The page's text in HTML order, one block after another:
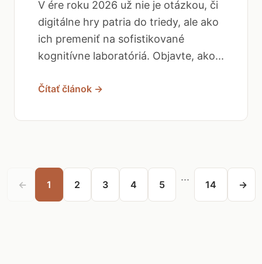
V ére roku 2026 už nie je otázkou, či
digitálne hry patria do triedy, ale ako
ich premeniť na sofistikované
kognitívne laboratóriá. Objavte, ako...
Čítať článok →
← 1 2 3 4 5
...
14 →